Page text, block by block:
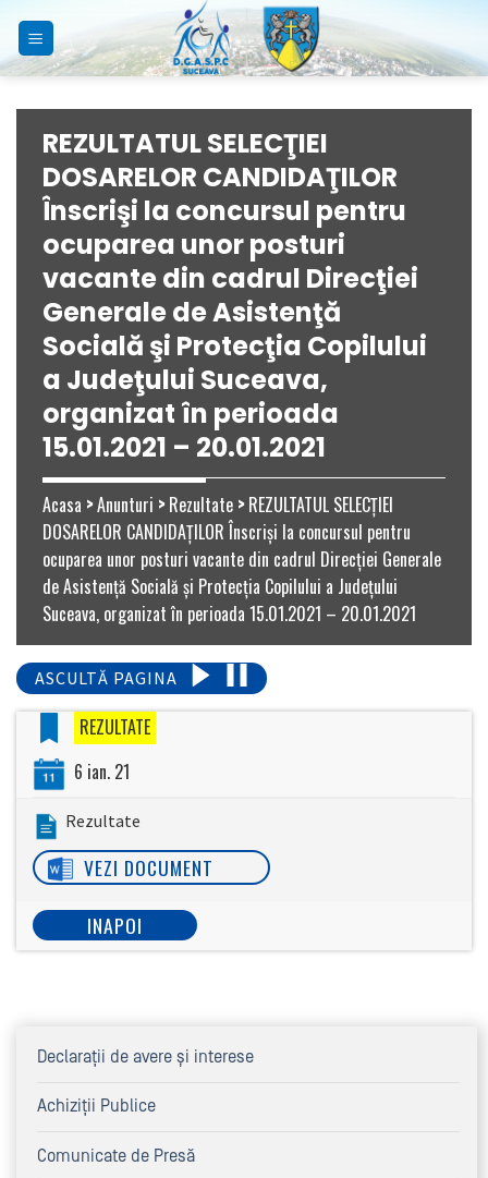
content
REZULTATUL SELECŢIEI
DOSARELOR CANDIDAŢILOR
Înscrişi la concursul pentru
ocuparea unor posturi
vacante din cadrul Direcţiei
Generale de Asistenţă
Socială şi Protecţia Copilului
a Judeţului Suceava,
organizat în perioada
15.01.2021 – 20.01.2021
Acasa >Anunturi >Rezultate >REZULTATUL SELECŢIEI
DOSARELOR CANDIDAŢILOR Înscrişi la concursul pentru
ocuparea unor posturi vacante din cadrul Direcţiei Generale
de Asistenţă Socială şi Protecţia Copilului a Judeţului
Suceava, organizat în perioada 15.01.2021 – 20.01.2021
ASCULTĂ PAGINA
REZULTATE
6 ian. 21
Rezultate
VEZI DOCUMENT
INAPOI
Declaraţii de avere şi interese
Achiziţii Publice
Comunicate de Presă